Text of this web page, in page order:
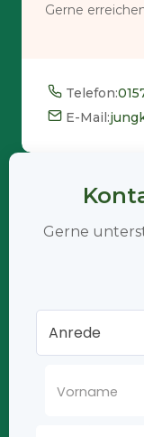
Gerne
Telefon:
E-Mail:
Gerne